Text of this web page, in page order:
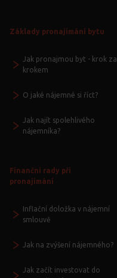
Základy pronajímání bytu
Jak pronajmou byt - krok za
krokem
O jaké nájemné si říct?
Jak najít spolehlivého
nájemníka?
Finanční rady při
pronajímání
Inflační doložka v nájemní
smlouvě
Jak na zvýšení nájemného?
Jak začít investovat do